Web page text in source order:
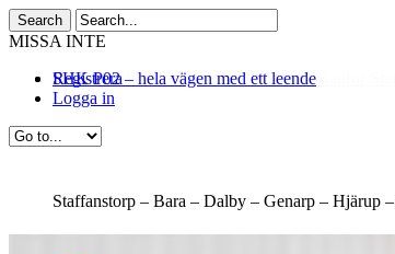
MISSA INTE
SHK P02 – hela vägen med ett leende
Registrera
Logga in
Staffanstorp – Bara – Dalby – Genarp – Hjärup –